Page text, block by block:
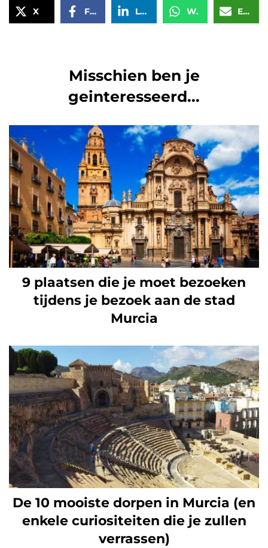
X Facebook LinkedIn WhatsApp Email
Misschien ben je
geinteresseerd...
9 plaatsen die je moet bezoeken
tijdens je bezoek aan de stad
Murcia
De 10 mooiste dorpen in Murcia (en
enkele curiositeiten die je zullen
verrassen)